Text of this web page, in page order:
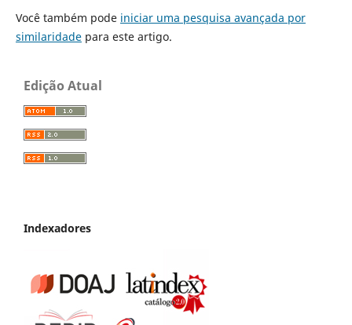
Você também pode iniciar uma pesquisa avançada por
similaridadepara este artigo.
Edição Atual
Indexadores